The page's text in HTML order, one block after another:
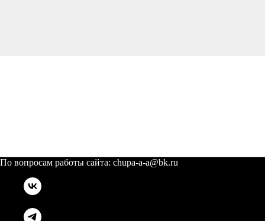
По вопросам работы сайта: chupa-a-a@bk.ru